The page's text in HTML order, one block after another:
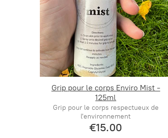
Grip pour le corps Enviro Mist -
125ml
Grip pour le corps respectueux de
l'environnement
€15.00